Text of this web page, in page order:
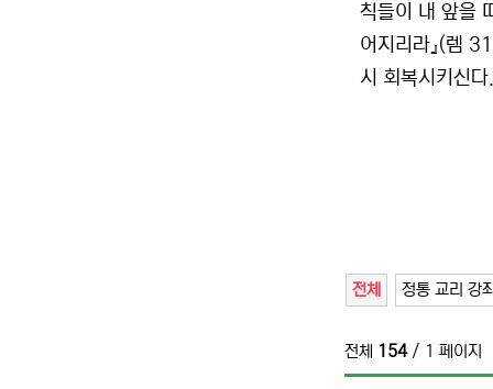
칙들이 내 앞을
어지리라』(렘
시 회복시키신
전체 정통 교리 강
전체 154/ 1 페이지